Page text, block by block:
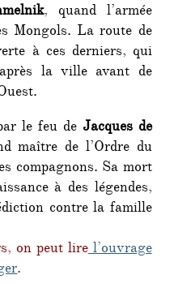
, quand l’armée
Mongols. La route de
à ces derniers, qui
la ville avant de
le feu deJacques de
maître de l’Ordre du
compagnons. Sa mort
à des légendes,
contre la famille
on peut lirel’ouvrage
.